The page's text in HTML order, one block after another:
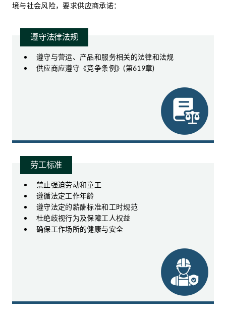
境与社会风险，要求供应商承诺：
遵守与营运、产品和服务相关的法律和法规
供应商应遵守《竞争条例》(第619章)
遵守法律法规
禁止强迫劳动和童工
遵循法定工作年龄
遵守法定的薪酬标准和工时规范
杜绝歧视行为及保障工人权益
确保工作场所的健康与安全
劳工标准